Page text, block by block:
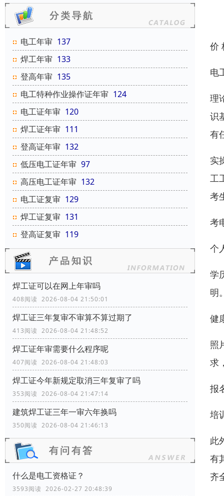
电工年审 137
焊工年审 133
登高年审 135
电工特种作业操作证年审 124
电工证年审 120
焊工证年审 111
登高证年审 132
低压电工证年审 97
高压电工证年审 132
电工证复审 129
焊工证复审 131
登高证复审 119
焊工证可以在网上年审吗
408阅读 2026-08-04 21:50:01
焊工证三年复审不审算不算过期了
413阅读 2026-08-04 21:48:52
焊工证年审需要什么程序呢
407阅读 2026-08-04 21:48:03
焊工证今年新规定取消三年复审了吗
353阅读 2026-08-04 21:47:14
建筑焊工证三年一审六年换吗
350阅读 2026-08-04 21:46:13
什么是电工资格证？
3593阅读 2026-02-27 20:48:39
价
电
理
识
有
实
工
考
考
个
学
明
健
照
求
报
培
此
有
齐